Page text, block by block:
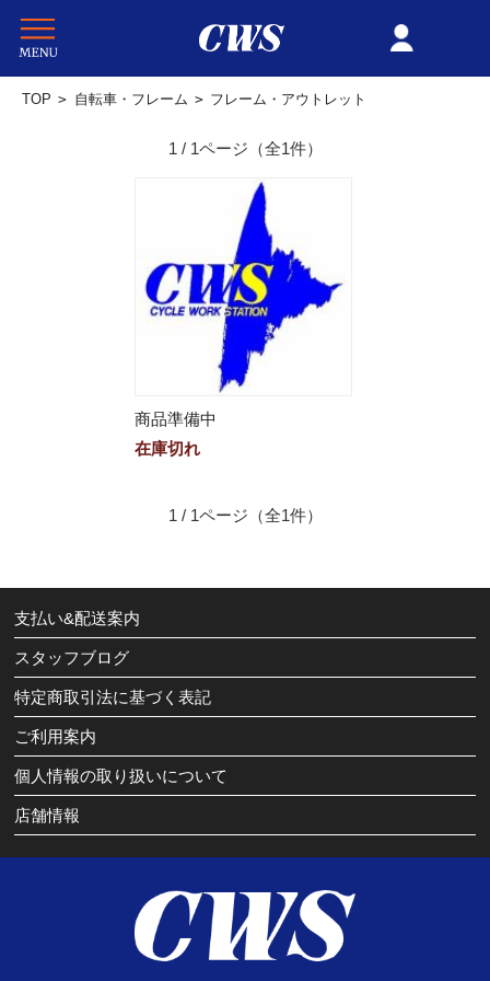
TOP > 自転車・フレーム > フレーム・アウトレット
1 / 1ページ （全1件）
商品準備中
在庫切れ
1 / 1ページ （全1件）
支払い&配送案内
スタッフブログ
特定商取引法に基づく表記
ご利用案内
個人情報の取り扱いについて
店舗情報